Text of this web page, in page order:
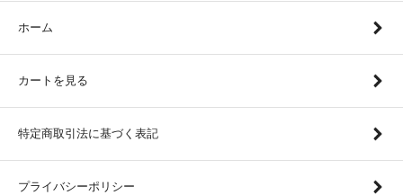
ホーム
カートを見る
特定商取引法に基づく表記
プライバシーポリシー